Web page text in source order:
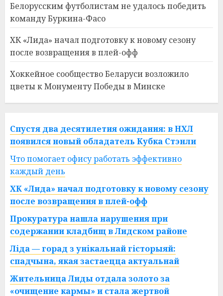
Белорусским футболистам не удалось победить
команду Буркина-Фасо
ХК «Лида» начал подготовку к новому сезону
после возвращения в плей-офф
Хоккейное сообщество Беларуси возложило
цветы к Монументу Победы в Минске
Спустя два десятилетия ожидания: в НХЛ
появился новый обладатель Кубка Стэнли
Что помогает офису работать эффективно
каждый день
ХК «Лида» начал подготовку к новому сезону
после возвращения в плей-офф
Прокуратура нашла нарушения при
содержании кладбищ в Лидском районе
Ліда — горад з унікальнай гісторыяй:
спадчына, якая застаецца актуальнай
Жительница Лиды отдала золото за
«очищение кармы» и стала жертвой